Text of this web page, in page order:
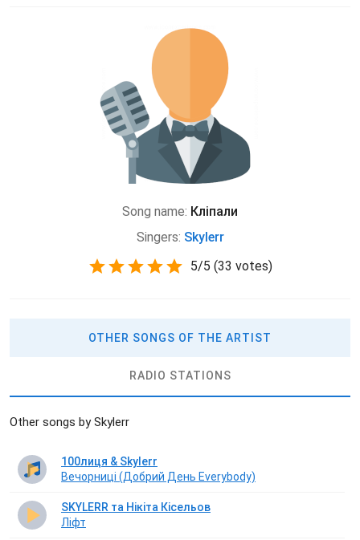
Song name: Кліпали
Singers: Skylerr
5/5 (33 votes)
OTHER SONGS OF THE ARTIST
RADIO STATIONS
Other songs by Skylerr
100лиця & Skylerr
Вечорниці (Добрий День Everybody)
SKYLERR та Нікіта Кісельов
Ліфт